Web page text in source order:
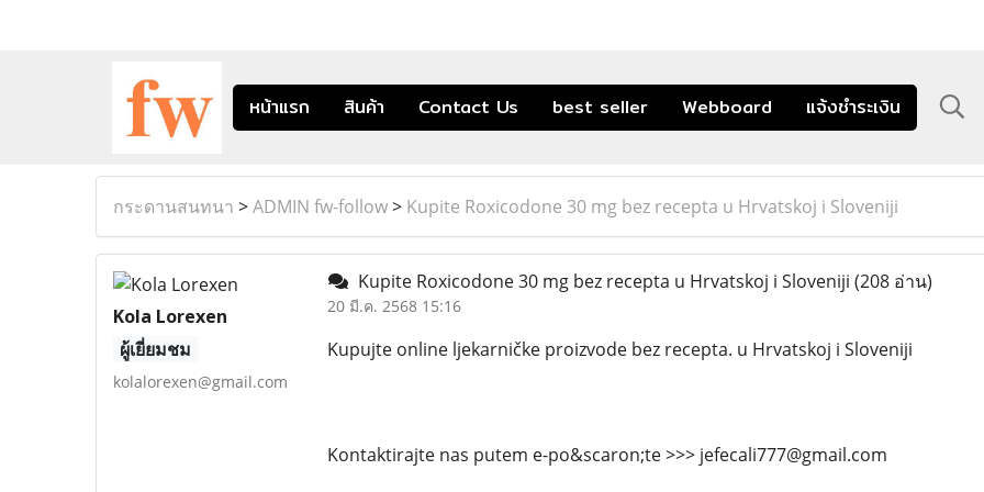
หน้าแรก สินค้า Contact Us best seller Webboard แจ้งชำระเงิน
กระดานสนทนา >ADMIN fw-follow> Kupite Roxicodone 30 mg bez recepta u Hrvatskoj i Sloveniji
Kola Lorexen
ผู้เยี่ยมชม
kolalorexen@gmail.com
Kupite Roxicodone 30 mg bez recepta u Hrvatskoj i Sloveniji (208 อ่าน)
20 มี.ค. 2568 15:16
Kupujte online ljekarničke proizvode bez recepta. u Hrvatskoj i Sloveniji
Kontaktirajte nas putem e-po&scaron;te >>> jefecali777@gmail.com